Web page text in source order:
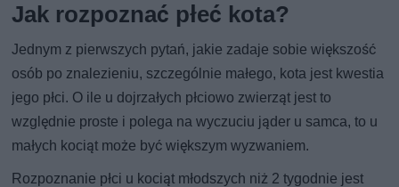
Jak rozpoznać płeć kota?
Jednym z pierwszych pytań, jakie zadaje sobie większość
osób po znalezieniu, szczególnie małego, kota jest kwestia
jego płci. O ile u dojrzałych płciowo zwierząt jest to
względnie proste i polega na wyczuciu jąder u samca, to u
małych kociąt może być większym wyzwaniem.
Rozpoznanie płci u kociąt młodszych niż 2 tygodnie jest